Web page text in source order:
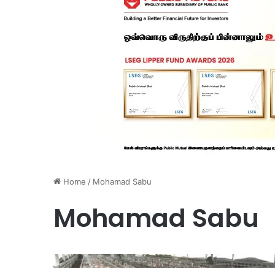
Home / Mohamad Sabu
Mohamad Sabu